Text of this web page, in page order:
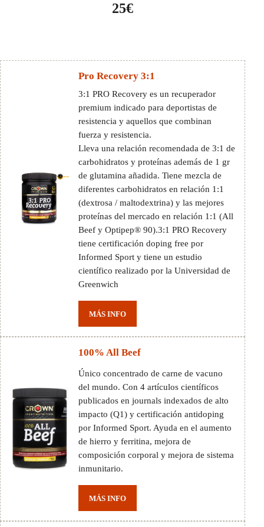
25€
Pro Recovery 3:1
3:1 PRO Recovery es un recuperador
premium indicado para deportistas de
resistencia y aquellos que combinan
fuerza y resistencia.
Lleva una relación recomendada de 3:1 de
carbohidratos y proteínas además de 1 gr
de glutamina añadida. Tiene mezcla de
diferentes carbohidratos en relación 1:1
(dextrosa / maltodextrina) y las mejores
proteínas del mercado en relación 1:1 (All
Beef y Optipep® 90).3:1 PRO Recovery
tiene certificación doping free por
Informed Sport y tiene un estudio
científico realizado por la Universidad de
Greenwich
MÁS INFO
100% All Beef
Único concentrado de carne de vacuno
del mundo. Con 4 artículos científicos
publicados en journals indexados de alto
impacto (Q1) y certificación antidoping
por Informed Sport. Ayuda en el aumento
de hierro y ferritina, mejora de
composición corporal y mejora de sistema
inmunitario.
MÁS INFO